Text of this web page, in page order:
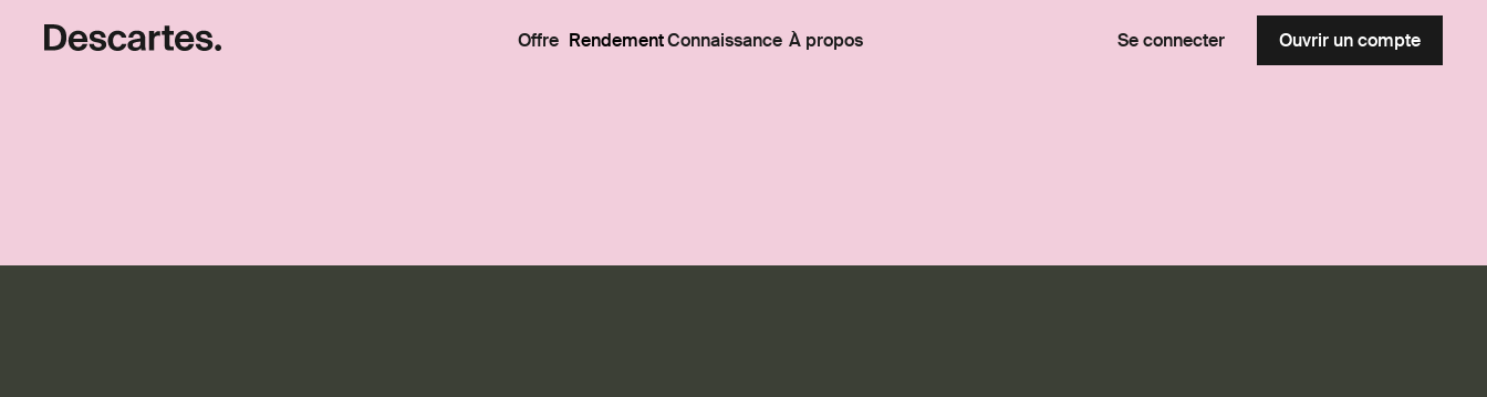
Offre RendementConnaissance À propos Se connecter Ouvrir un compte